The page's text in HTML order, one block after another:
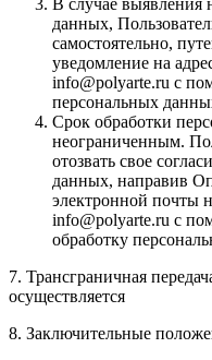
В случае выявления
данных,
самостоятельно,
уведомление на
info@polyarte.ru с
персональных
Срок обработки
неограниченным.
отозвать свое
данных, направив
электронной почты
info@polyarte.ru с
обработку
7. Трансграничная
осуществляется
8. Заключительные